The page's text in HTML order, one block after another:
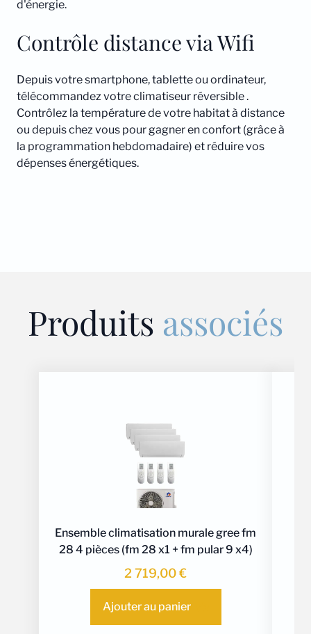
d'énergie.
Contrôle distance via Wifi
Depuis votre smartphone, tablette ou ordinateur,
télécommandez votre climatiseur réversible .
Contrôlez la température de votre habitat à distance
ou depuis chez vous pour gagner en confort (grâce à
la programmation hebdomadaire) et réduire vos
dépenses énergétiques.
Produits associés
Ensemble climatisation murale gree fm
28 4 pièces (fm 28 x1 + fm pular 9 x4)
2 719,00€
Ajouter au panier